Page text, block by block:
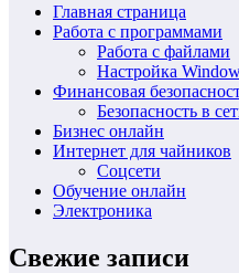
Главная страница
Работа с программами
Работа с файлами
Настройка
Финансовая
Безопасность в
Бизнес онлайн
Интернет для чайников
Соцсети
Обучение онлайн
Электроника
Свежие записи